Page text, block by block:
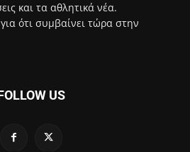
και τα αθλητικά νέα.
ότι συμβαίνει τώρα στην
US